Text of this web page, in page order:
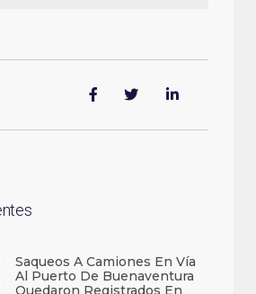
Saqueos A Camiones En Vía
Al Puerto De Buenaventura
Quedaron Registrados En